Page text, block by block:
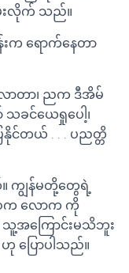
းလိုက် သည်။
ရောက်နေတာ
ာတာ၊ ညက ဒီအိမ်
ခင်ယေရှုပေါ့၊
တယ် . . . ပညတ္တိ
ကျွန်မတို့တွေရဲ့
က လောက ကို
သူ့အကြောင်းမသိဘူး
ပြောပါသည်။